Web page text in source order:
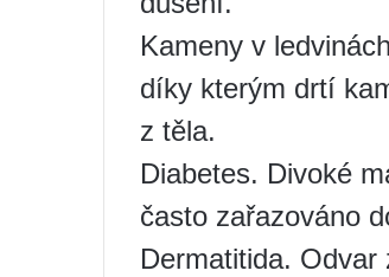
Kameny v
díky kterým drtí
z těla.
Diabetes. Divoké
často zařazováno
Dermatitida.